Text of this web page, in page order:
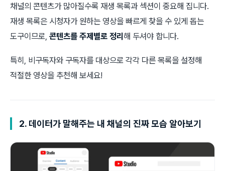
채널의 콘텐츠가 많아질수록 재생 목록과 섹션이 중요해 집니다.
재생 목록은 시청자가 원하는 영상을 빠르게 찾을 수 있게 돕는
도구이므로, 콘텐츠를 주제별로 정리해 두셔야 합니다.
특히, 비구독자와 구독자를 대상으로 각각 다른 목록을 설정해
적절한 영상을 추천해 보세요!
2. 데이터가 말해주는 내 채널의 진짜 모습 알아보기